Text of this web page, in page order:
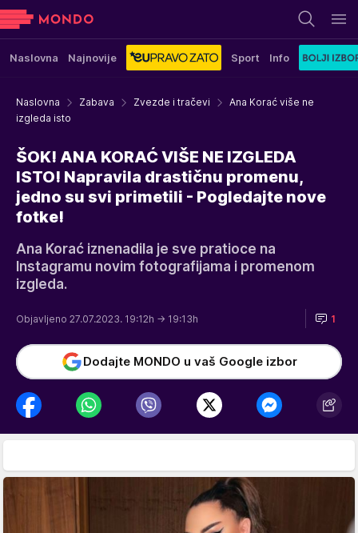
Naslovna Najnovije Sport Info
Naslovna Zabava Zvezde i tračevi
Ana Korać više ne
izgleda isto
ŠOK! ANA KORAĆ VIŠE NE IZGLEDA
ISTO! Napravila drastičnu promenu,
jedno su svi primetili - Pogledajte nove
fotke!
Ana Korać iznenadila je sve pratioce na
Instagramu novim fotografijama i promenom
izgleda.
Objavljeno 27.07.2023. 19:12h → 19:13h 1
Dodajte MONDO u vaš Google izbor